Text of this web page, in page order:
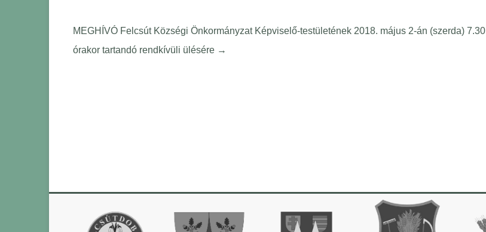
MEGHÍVÓ Felcsút Községi Önkormányzat Képviselő-testületének 2018. május 2-án (szerda) 7.30
órakor tartandó rendkívüli ülésére →